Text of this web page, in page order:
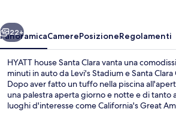
Avanti
22+
PanoramicaCamerePosizioneRegolamenti
HYATT house Santa Clara vanta una
minuti in auto da Levi's Stadium e Santa
Dopo aver fatto un tuffo nella piscina
una palestra aperta giorno e notte e di tanto
luoghi d'interesse come California's Great